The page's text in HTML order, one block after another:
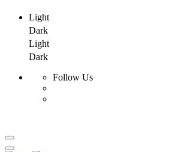
Light
Dark
Light
Dark
Follow Us
Skip
to